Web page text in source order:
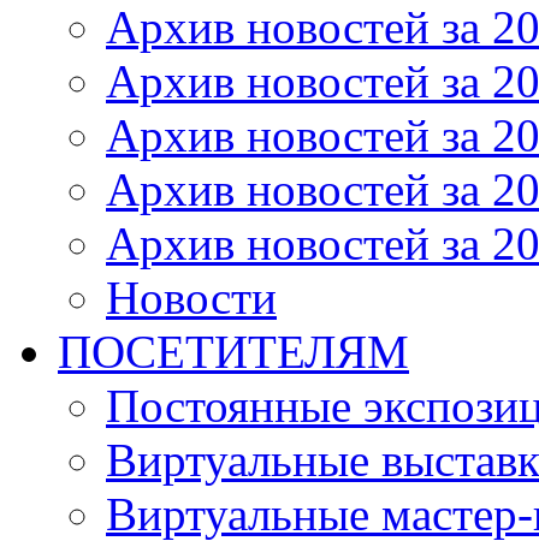
Архив новостей за
Архив новостей за
Архив новостей за
Архив новостей за
Архив новостей за
Новости
ПОСЕТИТЕЛЯМ
Постоянные
Виртуальные
Виртуальные